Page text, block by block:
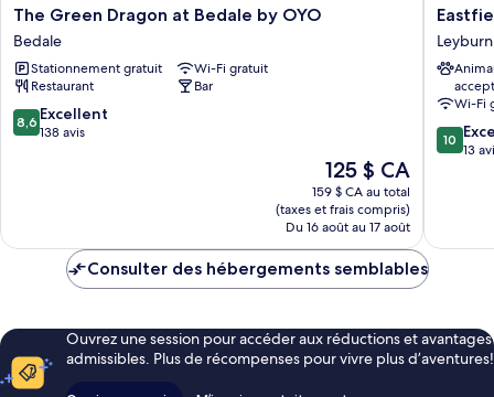
The
Green
Dragon
at
Bedale
by
OYO
The Green Dragon at Bedale by OYO
Bedale
Stationnement gratuit
Wi-Fi gratuit
Restaurant
Bar
8.6
sur
8,6 Excellent
138 avis
Le
prix
est
de
125 $ CA
125 $ CA
159 $ CA au total
(taxes et frais compris)
Du 16 août au 17 août
Eastfield
Lodge
Leyburn
Leyburn
Wi-Fi
10.0
sur
10
13
Consulter des hébergements semblables
Ouvrez une session pour accéder aux réductions et avantages
admissibles. Plus de récompenses pour vivre plus d’aventures!